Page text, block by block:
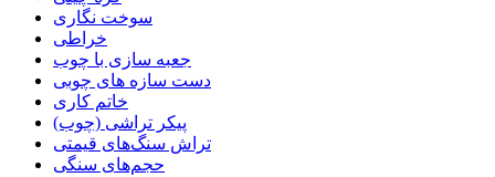
سوخت نگاری
خراطی
جعبه سازی با چوب
دست سازه های چوبی
خاتم کاری
پیکر تراشی (چوب)
تراش سنگ‌های قیمتی
حجم‌های سنگی